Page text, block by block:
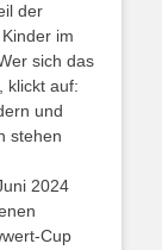
der
im
sich das
klickt auf:
und
stehen
2024
Cup